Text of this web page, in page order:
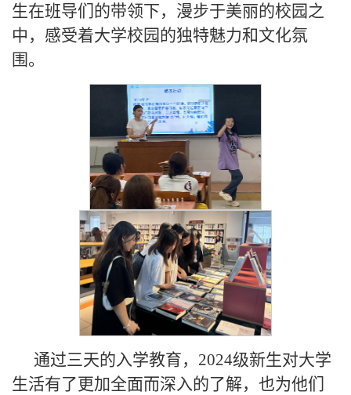
生在班导们的带领下，漫步于美丽的校园之
中，感受着大学校园的独特魅力和文化氛
围。
通过三天的入学教育，2024级新生对大学
生活有了更加全面而深入的了解，也为他们